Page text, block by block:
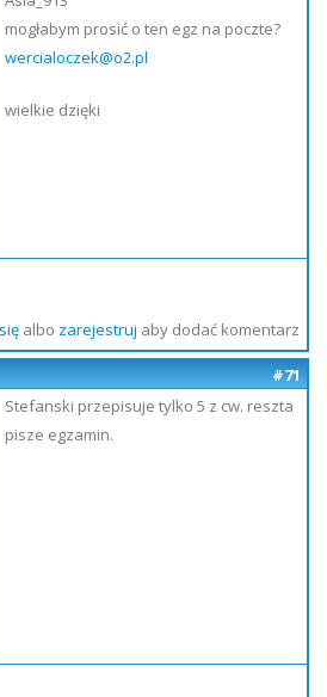
mogłabym prosić o ten egz na poczte?
wercialoczek@o2.pl
wielkie dzięki
albo zarejestruj aby dodać komentarz
#71
Stefanski przepisuje tylko 5 z cw. reszta
pisze egzamin.